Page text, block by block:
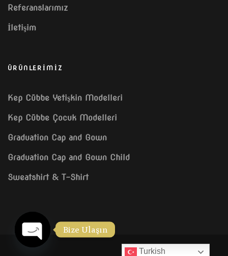
Referanslarımız
İletişim
ÜRÜNLERİMİZ
Kep Cübbe Yetişkin Modelleri
Kep Cübbe Çocuk Modelleri
Graduation Cap and Gown
Graduation Cap and Gown Child
Sweatshirt & T-Shirt
Turkish
Bize Ulaşın